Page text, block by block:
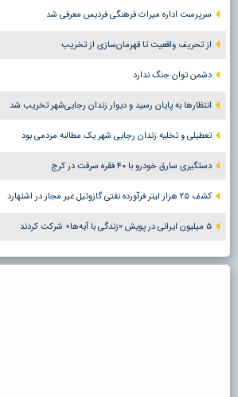
سرپرست اداره میراث فرهنگی فردیس معرفی شد
از تحریف واقعیت تا قهرمان‌سازی از تخریب
دشمن توان جنگ ندارد
انتظارها به پایان رسید و دیوار زندان رجایی‌شهر تخریب شد
تعطیلی و تخلیه زندان رجایی شهر یک مطالبه مردمی بود
دستگیری سارق خودرو با ۴۰ فقره سرقت در کرج
کشف ۲۵ هزار لیتر فرآورده نفتی گازوئیل غیر مجاز در اشتهارد
۵ میلیون ایرانی در پویش «زندگی با آیه‌ها» شرکت کردند